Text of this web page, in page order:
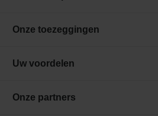
Onze toezeggingen
Uw voordelen
Onze partners